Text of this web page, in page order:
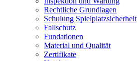
Rechtliche Grundlagen
Schulung Spielplatzsicherheit
Fallschutz
Fundationen
Material und Qualität
Zertifikate